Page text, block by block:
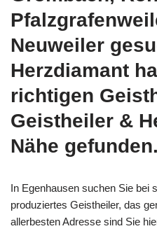
Neuweiler
Herzdiamant
richtigen
Geistheiler &
Nähe gefunden.
In Egenhausen suchen Sie bei
produziertes Geistheiler, das
allerbesten Adresse sind Sie